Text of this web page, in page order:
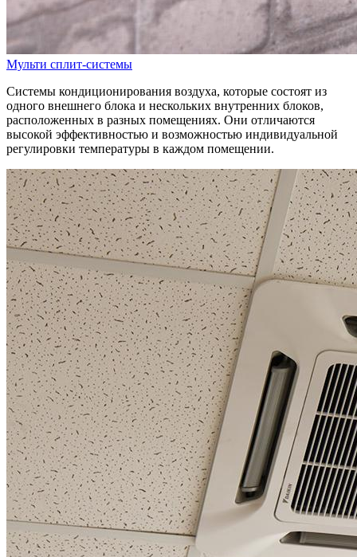
Мульти сплит-системы
Системы кондиционирования воздуха, которые состоят из
одного внешнего блока и нескольких внутренних блоков,
расположенных в разных помещениях. Они отличаются
высокой эффективностью и возможностью индивидуальной
регулировки температуры в каждом помещении.